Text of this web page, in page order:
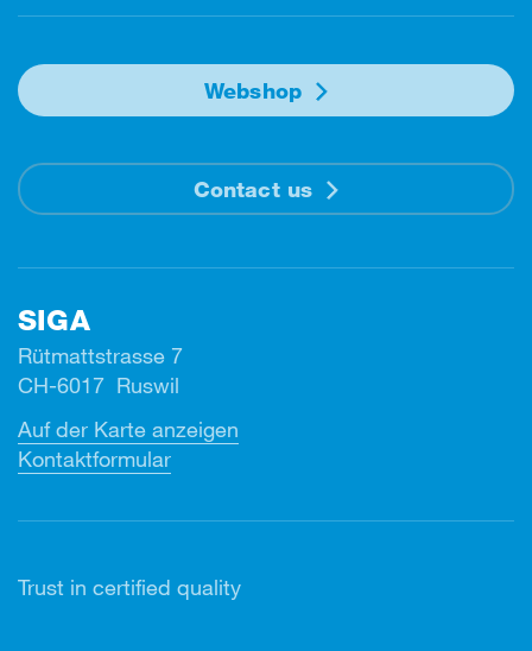
Webshop
Contact us
SIGA
Rütmattstrasse 7
CH-6017 Ruswil
Auf der Karte anzeigen
Kontaktformular
Trust in certified quality